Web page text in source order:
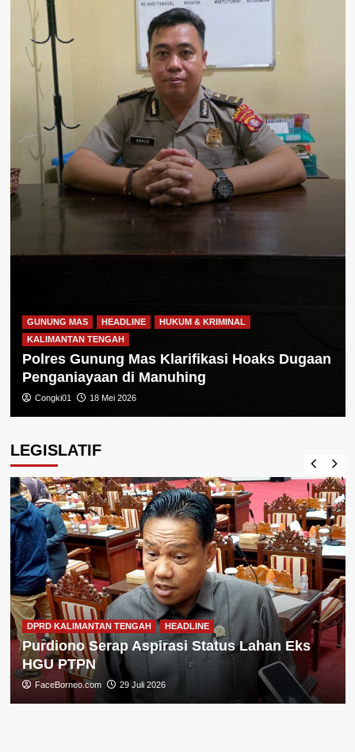
GUNUNG MAS HEADLINE
HUKUM & KRIMINAL
KALIMANTAN TENGAH
Polres Gunung Mas Klarifikasi Hoaks Dugaan
Penganiayaan di Manuhing
Congki01 18 Mei 2026
LEGISLATIF
DPRD KALIMANTAN TENGAH HEADLINE
Purdiono Serap Aspirasi Status Lahan Eks
HGU PTPN
FaceBorneo.com 29 Juli 2026